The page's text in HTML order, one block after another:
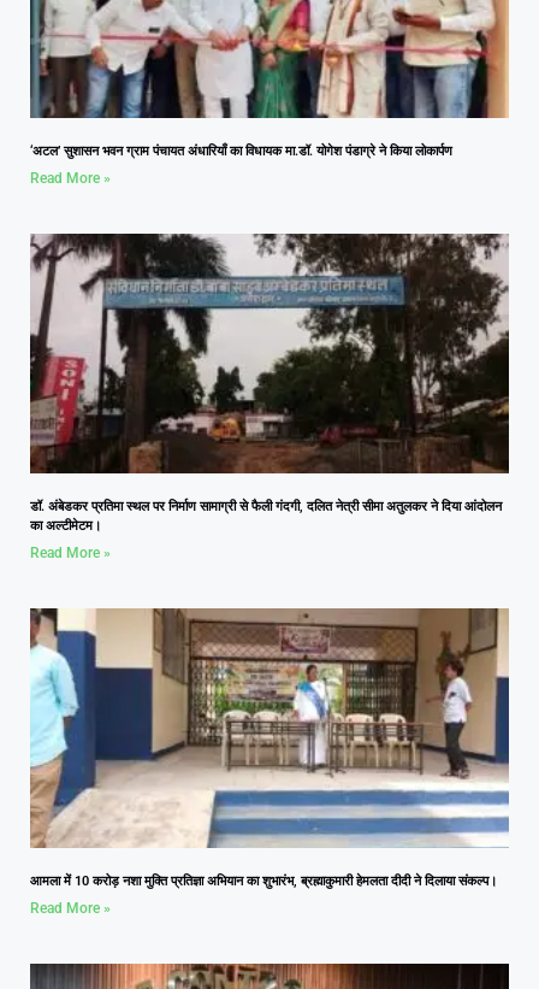
‘अटल’ सुशासन भवन ग्राम पंचायत अंधारियाँ का विधायक मा.डॉ. योगेश पंडाग्रे ने किया लोकार्पण
Read More »
डॉ. अंबेडकर प्रतिमा स्थल पर निर्माण सामाग्री से फैली गंदगी, दलित नेत्री सीमा अतुलकर ने दिया आंदोलन
का अल्टीमेटम।
Read More »
आमला में 10 करोड़ नशा मुक्ति प्रतिज्ञा अभियान का शुभारंभ, ब्रह्माकुमारी हेमलता दीदी ने दिलाया संकल्प।
Read More »